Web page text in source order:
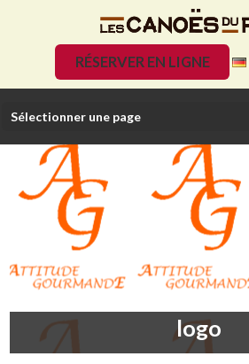
RÉSERVER EN LIGNE
Sélectionner une page
logo